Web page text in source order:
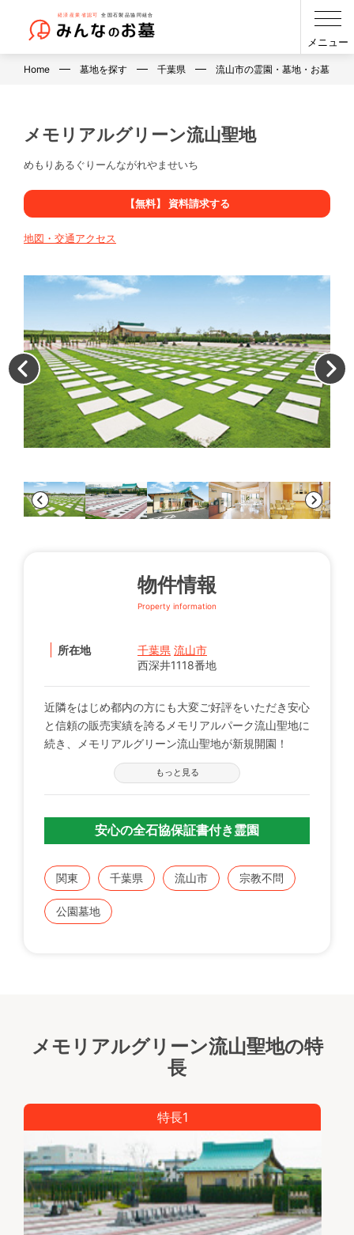
メニュー
Home 墓地を探す 千葉県 流山市の霊園・墓地・お墓
メモリアルグリーン流山聖地
めもりあるぐりーんながれやませいち
【無料】 資料請求する
地図・交通アクセス
物件情報
Property information
所在地 千葉県 流山市
西深井1118番地
近隣をはじめ都内の方にも大変ご好評をいただき安心
と信頼の販売実績を誇るメモリアルパーク流山聖地に
続き、メモリアルグリーン流山聖地が新規開園！
メモリアルパーク流山聖地の実績もあるうえ、管理棟
が2棟ありますのでご法要も合計100名収容できま
す。
駐車場も200台以上のスペースがありますのでご購入
もっと見る
安心の全石協保証書付き霊園
関東 千葉県 流山市 宗教不問
公園墓地
メモリアルグリーン流山聖地の特
長
特長1